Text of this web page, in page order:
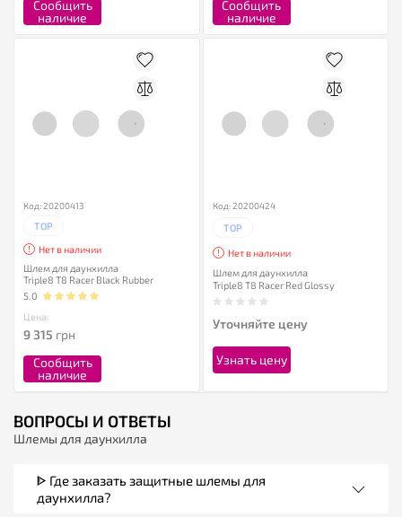
Сообщить
наличие
Сообщить
наличие
Код: 20200413
TOP
Нет в наличии
Шлем для даунхилла
Triple8 T8 Racer Black Rubber
5.0
Цена:
9 315 грн
Сообщить
наличие
Код: 20200424
TOP
Нет в наличии
Шлем для даунхилла
Triple8 T8 Racer Red Glossy
Уточняйте цену
Узнать цену
ВОПРОСЫ И ОТВЕТЫ
Шлемы для даунхилла
ᐈ Где заказать защитные шлемы для
даунхилла?